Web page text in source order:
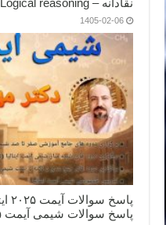
نقادانه – Logical reasoning – پارت ۷
1405-02-06
پاسخ سوالات شیمی آیمت ۲۰۲۵